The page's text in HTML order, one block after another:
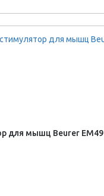
для мышц Beurer EM49